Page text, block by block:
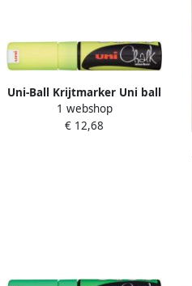
Uni-Ball Krijtmarker Uni ball
fluogeel beitelvormige punt
van 8 mm
1 webshop
€ 12,68